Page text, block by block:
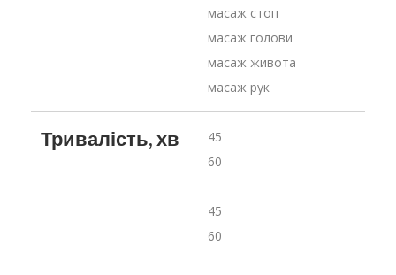
масаж стоп
масаж голови
масаж живота
масаж рук
Тривалість, хв
45
60
45
60